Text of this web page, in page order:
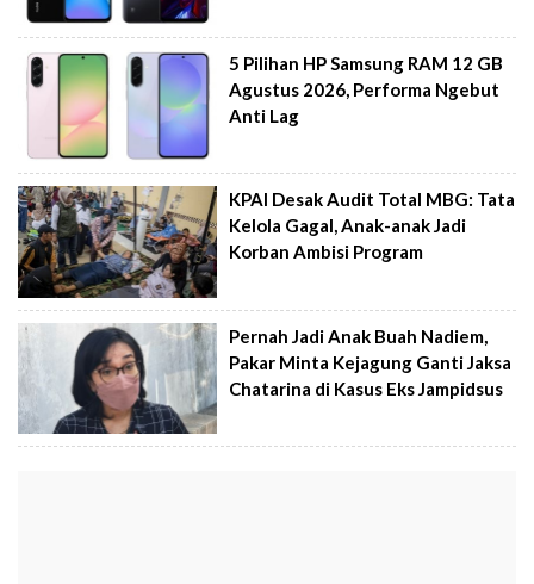
5 Pilihan HP Samsung RAM 12 GB
Agustus 2026, Performa Ngebut
Anti Lag
KPAI Desak Audit Total MBG: Tata
Kelola Gagal, Anak-anak Jadi
Korban Ambisi Program
Pernah Jadi Anak Buah Nadiem,
Pakar Minta Kejagung Ganti Jaksa
Chatarina di Kasus Eks Jampidsus